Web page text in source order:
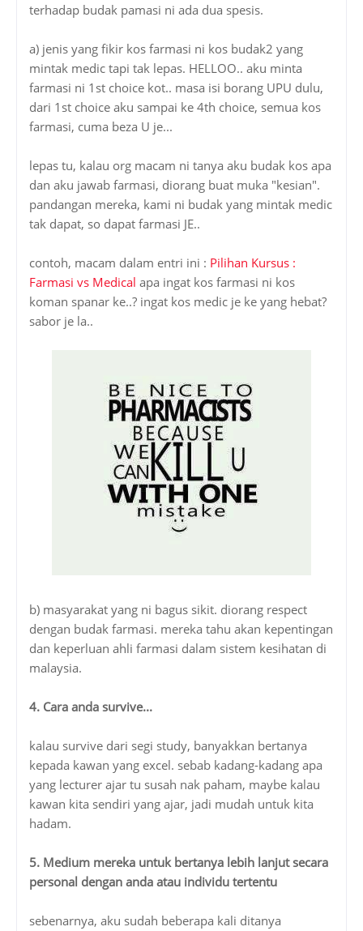
terhadap budak pamasi ni ada dua spesis.
a) jenis yang fikir kos farmasi ni kos budak2 yang
mintak medic tapi tak lepas. HELLOO.. aku minta
farmasi ni 1st choice kot.. masa isi borang UPU dulu,
dari 1st choice aku sampai ke 4th choice, semua kos
farmasi, cuma beza U je...
lepas tu, kalau org macam ni tanya aku budak kos apa
dan aku jawab farmasi, diorang buat muka "kesian".
pandangan mereka, kami ni budak yang mintak medic
tak dapat, so dapat farmasi JE..
contoh, macam dalam entri ini : Pilihan Kursus :
Farmasi vs Medical apa ingat kos farmasi ni kos
koman spanar ke..? ingat kos medic je ke yang hebat?
sabor je la..
b) masyarakat yang ni bagus sikit. diorang respect
dengan budak farmasi. mereka tahu akan kepentingan
dan keperluan ahli farmasi dalam sistem kesihatan di
malaysia.
4. Cara anda survive...
kalau survive dari segi study, banyakkan bertanya
kepada kawan yang excel. sebab kadang-kadang apa
yang lecturer ajar tu susah nak paham, maybe kalau
kawan kita sendiri yang ajar, jadi mudah untuk kita
hadam.
5. Medium mereka untuk bertanya lebih lanjut secara
personal dengan anda atau individu tertentu
sebenarnya, aku sudah beberapa kali ditanya